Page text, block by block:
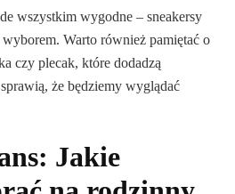
wszystkim wygodne – sneakersy
Warto również pamiętać o
czy plecak, które dodadzą
że będziemy wyglądać
Jakie